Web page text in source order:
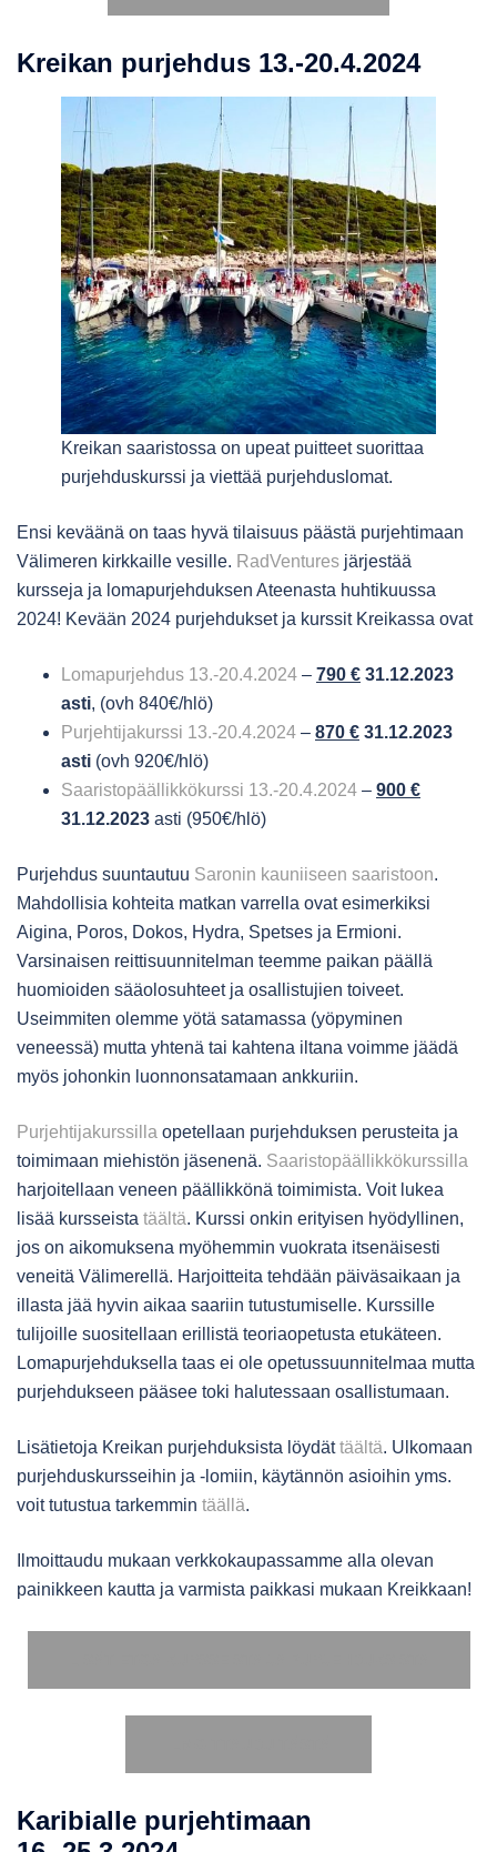
Kreikan purjehdus 13.-20.4.2024
Kreikan saaristossa on upeat puitteet suorittaa
purjehduskurssi ja viettää purjehduslomat.
Ensi keväänä on taas hyvä tilaisuus päästä purjehtimaan
Välimeren kirkkaille vesille. RadVentures järjestää
kursseja ja lomapurjehduksen Ateenasta huhtikuussa
2024! Kevään 2024 purjehdukset ja kurssit Kreikassa ovat
Lomapurjehdus 13.-20.4.2024 – 790 € 31.12.2023
asti, (ovh 840€/hlö)
Purjehtijakurssi 13.-20.4.2024 – 870 € 31.12.2023
asti (ovh 920€/hlö)
Saaristopäällikkökurssi 13.-20.4.2024 – 900 €
31.12.2023 asti (950€/hlö)
Purjehdus suuntautuu Saronin kauniiseen saaristoon.
Mahdollisia kohteita matkan varrella ovat esimerkiksi
Aigina, Poros, Dokos, Hydra, Spetses ja Ermioni.
Varsinaisen reittisuunnitelman teemme paikan päällä
huomioiden sääolosuhteet ja osallistujien toiveet.
Useimmiten olemme yötä satamassa (yöpyminen
veneessä) mutta yhtenä tai kahtena iltana voimme jäädä
myös johonkin luonnonsatamaan ankkuriin.
Purjehtijakurssilla opetellaan purjehduksen perusteita ja
toimimaan miehistön jäsenenä. Saaristopäällikkökurssilla
harjoitellaan veneen päällikkönä toimimista. Voit lukea
lisää kursseista täältä. Kurssi onkin erityisen hyödyllinen,
jos on aikomuksena myöhemmin vuokrata itsenäisesti
veneitä Välimerellä. Harjoitteita tehdään päiväsaikaan ja
illasta jää hyvin aikaa saariin tutustumiselle. Kurssille
tulijoille suositellaan erillistä teoriaopetusta etukäteen.
Lomapurjehduksella taas ei ole opetussuunnitelmaa mutta
purjehdukseen pääsee toki halutessaan osallistumaan.
Lisätietoja Kreikan purjehduksista löydättäältä. Ulkomaan
purjehduskursseihin ja -lomiin, käytännön asioihin yms.
voit tutustua tarkemmin täällä.
Ilmoittaudu mukaan verkkokaupassamme alla olevan
painikkeen kautta ja varmista paikkasi mukaan Kreikkaan!
Karibialle purjehtimaan